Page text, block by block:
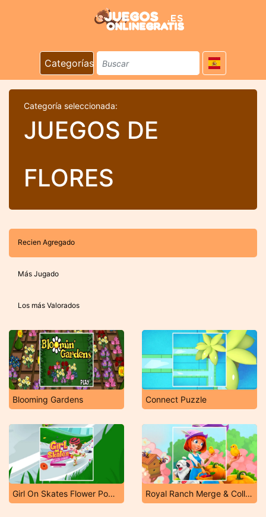
Categorías
Categoría seleccionada:
JUEGOS DE
FLORES
Recien Agregado
Más Jugado
Los más Valorados
Blooming Gardens Connect Puzzle
Girl On Skates Flower Power Royal Ranch Merge & Collect